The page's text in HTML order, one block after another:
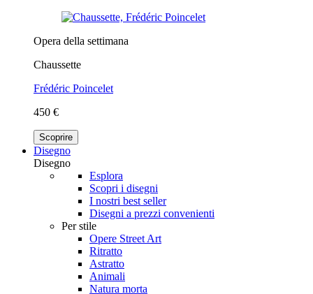
Opera della settimana
Chaussette
Frédéric Poincelet
450 €
Scoprire
Disegno
Disegno
Esplora
Scopri i disegni
I nostri best seller
Disegni a prezzi convenienti
Per stile
Opere Street Art
Ritratto
Astratto
Animali
Natura morta